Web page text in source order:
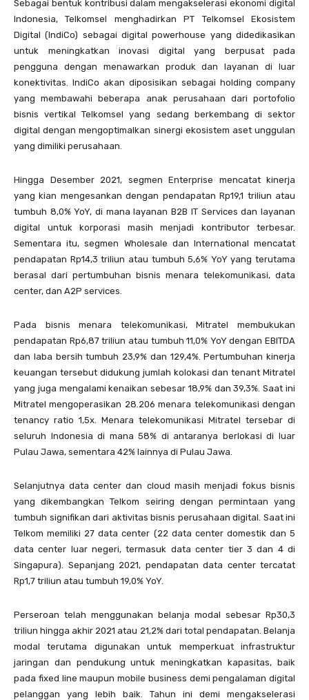
Sebagai bentuk kontribusi dalam mengakselerasi ekonomi digital
Indonesia, Telkomsel menghadirkan PT Telkomsel Ekosistem
Digital (IndiCo) sebagai digital powerhouse yang didedikasikan
untuk meningkatkan inovasi digital yang berpusat pada
pengguna dengan menawarkan produk dan layanan di luar
konektivitas. IndiCo akan diposisikan sebagai holding company
yang membawahi beberapa anak perusahaan dari portofolio
bisnis vertikal Telkomsel yang sedang berkembang di sektor
digital dengan mengoptimalkan sinergi ekosistem aset unggulan
yang dimiliki perusahaan.
Hingga Desember 2021, segmen Enterprise mencatat kinerja
yang kian mengesankan dengan pendapatan Rp19,1 triliun atau
tumbuh 8,0% YoY, di mana layanan B2B IT Services dan layanan
digital untuk korporasi masih menjadi kontributor terbesar.
Sementara itu, segmen Wholesale dan International mencatat
pendapatan Rp14,3 triliun atau tumbuh 5,6% YoY yang terutama
berasal dari pertumbuhan bisnis menara telekomunikasi, data
center, dan A2P services.
Pada bisnis menara telekomunikasi, Mitratel membukukan
pendapatan Rp6,87 triliun atau tumbuh 11,0% YoY dengan EBITDA
dan laba bersih tumbuh 23,9% dan 129,4%. Pertumbuhan kinerja
keuangan tersebut didukung jumlah kolokasi dan tenant Mitratel
yang juga mengalami kenaikan sebesar 18,9% dan 39,3%. Saat ini
Mitratel mengoperasikan 28.206 menara telekomunikasi dengan
tenancy ratio 1,5x. Menara telekomunikasi Mitratel tersebar di
seluruh Indonesia di mana 58% di antaranya berlokasi di luar
Pulau Jawa, sementara 42% lainnya di Pulau Jawa.
Selanjutnya data center dan cloud masih menjadi fokus bisnis
yang dikembangkan Telkom seiring dengan permintaan yang
tumbuh signifikan dari aktivitas bisnis perusahaan digital. Saat ini
Telkom memiliki 27 data center (22 data center domestik dan 5
data center luar negeri, termasuk data center tier 3 dan 4 di
Singapura). Sepanjang 2021, pendapatan data center tercatat
Rp1,7 triliun atau tumbuh 19,0% YoY.
Perseroan telah menggunakan belanja modal sebesar Rp30,3
triliun hingga akhir 2021 atau 21,2% dari total pendapatan. Belanja
modal terutama digunakan untuk memperkuat infrastruktur
jaringan dan pendukung untuk meningkatkan kapasitas, baik
pada fixed line maupun mobile business demi pengalaman digital
pelanggan yang lebih baik. Tahun ini demi mengakselerasi